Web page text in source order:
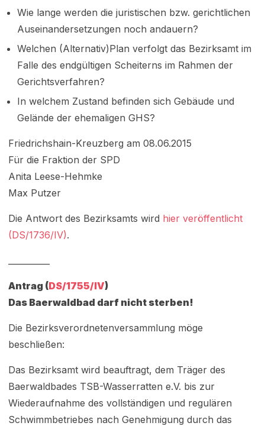
Wie lange werden die juristischen bzw. gerichtlichen
Auseinandersetzungen noch andauern?
Welchen (Alternativ)Plan verfolgt das Bezirksamt im
Falle des endgültigen Scheiterns im Rahmen der
Gerichtsverfahren?
In welchem Zustand befinden sich Gebäude und
Gelände der ehemaligen GHS?
Friedrichshain-Kreuzberg am 08.06.2015
Für die Fraktion der SPD
Anita Leese-Hehmke
Max Putzer
Die Antwort des Bezirksamts wird hier veröffentlicht
(DS/1736/IV).
Antrag (DS/1755/IV)
Das Baerwaldbad darf nicht sterben!
Die Bezirksverordnetenversammlung möge
beschließen:
Das Bezirksamt wird beauftragt, dem Träger des
Baerwaldbades TSB-Wasserratten e.V. bis zur
Wiederaufnahme des vollständigen und regulären
Schwimmbetriebes nach Genehmigung durch das